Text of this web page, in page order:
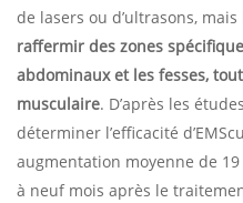
de lasers ou d’ultrasons, mais
raffermir des zones
abdominaux et les fesses,
musculaire. D’après les
déterminer l’efficacité
augmentation moyenne de
à neuf mois après le